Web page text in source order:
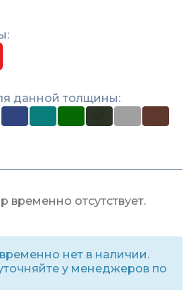
данной толщины:
временно отсутствует.
нет в наличии.
у менеджеров по